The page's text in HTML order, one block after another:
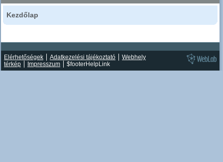
Kezdőlap
Elérhetőségek Adatkezelési tájékoztató
Webhely
térkép
Impresszum $footerHelpLink